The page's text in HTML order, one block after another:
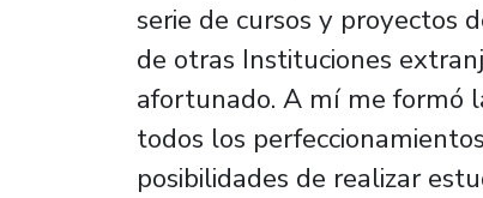
serie de cursos y proyectos
de otras
afortunado. A mí me formó
todos los
posibilidades de realizar